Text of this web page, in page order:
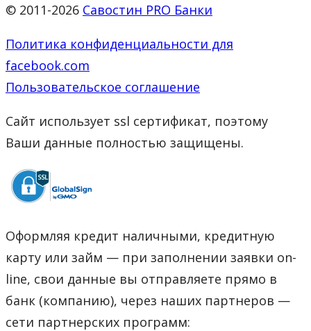
© 2011-2026 Савостин PRO Банки
Политика конфиденциальности для
facebook.com
Пользовательское соглашение
Сайт использует ssl сертификат, поэтому
Ваши данные полностью защищены.
Оформляя кредит наличными, кредитную
карту или займ — при заполнении заявки on-
line, свои данные вы отправляете прямо в
банк (компанию), через наших партнеров —
сети партнерских программ: